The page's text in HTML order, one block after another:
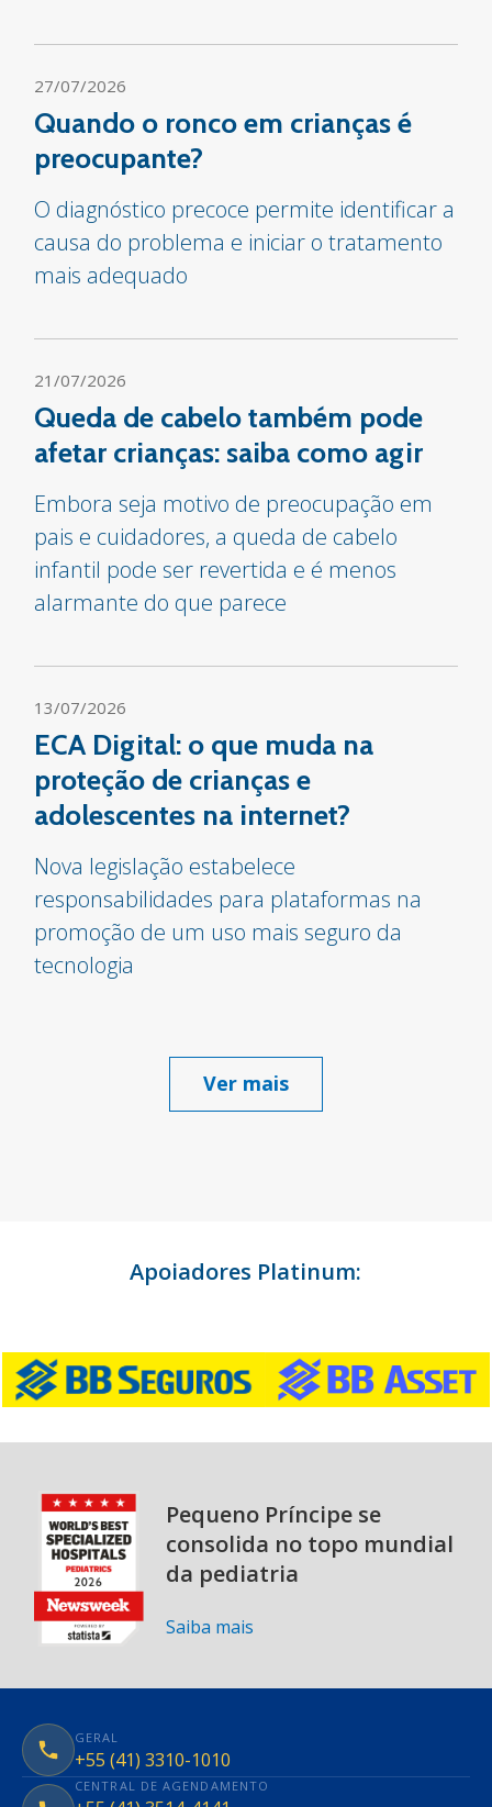
27/07/2026
Quando o ronco em crianças é
preocupante?
O diagnóstico precoce permite identificar a
causa do problema e iniciar o tratamento
mais adequado
21/07/2026
Queda de cabelo também pode
afetar crianças: saiba como agir
Embora seja motivo de preocupação em
pais e cuidadores, a queda de cabelo
infantil pode ser revertida e é menos
alarmante do que parece
13/07/2026
ECA Digital: o que muda na
proteção de crianças e
adolescentes na internet?
Nova legislação estabelece
responsabilidades para plataformas na
promoção de um uso mais seguro da
tecnologia
Ver mais
Apoiadores Platinum:
Pequeno Príncipe se
consolida no topo mundial
da pediatria
Saiba mais
GERAL
+55 (41) 3310-1010
CENTRAL DE AGENDAMENTO